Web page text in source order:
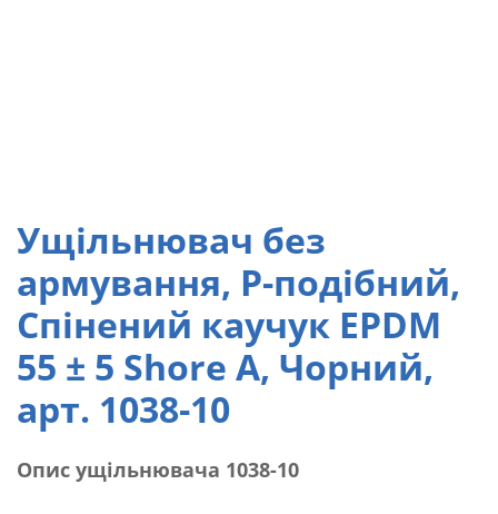
Ущільнювач без
армування, Р-подібний,
Спінений каучук EPDM
55 ± 5 Shore A, Чорний,
арт. 1038-10
Опис ущільнювача 1038-10